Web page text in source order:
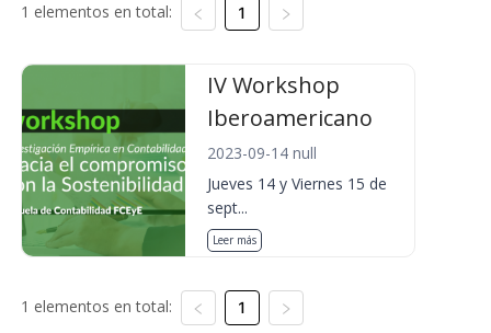
1 elementos en total: 1
IV Workshop
Iberoamericano
2023-09-14 null
Jueves 14 y Viernes 15 de
sept...
Leer más
1 elementos en total: 1